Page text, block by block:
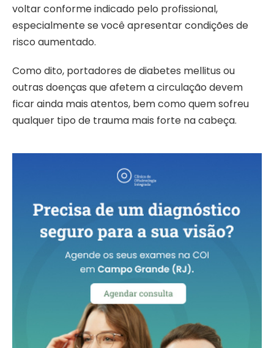
voltar conforme indicado pelo profissional,
especialmente se você apresentar condições de
risco aumentado.
Como dito, portadores de diabetes mellitus ou
outras doenças que afetem a circulação devem
ficar ainda mais atentos, bem como quem sofreu
qualquer tipo de trauma mais forte na cabeça.